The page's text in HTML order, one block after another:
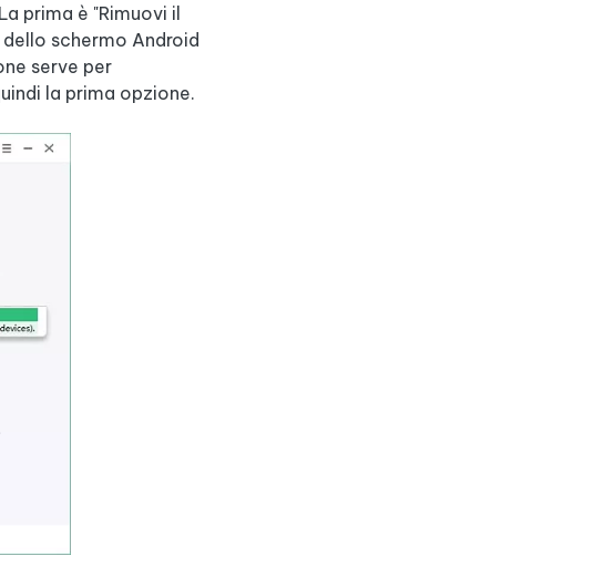
prima è "Rimuovi il
schermo Android
serve per
la prima opzione.